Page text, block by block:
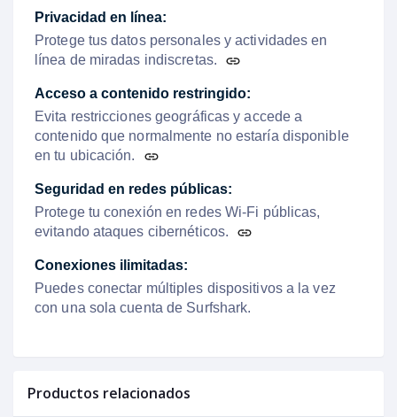
Privacidad en línea:
Protege tus datos personales y actividades en
línea de miradas indiscretas.
Acceso a contenido restringido:
Evita restricciones geográficas y accede a
contenido que normalmente no estaría disponible
en tu ubicación.
Seguridad en redes públicas:
Protege tu conexión en redes Wi-Fi públicas,
evitando ataques cibernéticos.
Conexiones ilimitadas:
Puedes conectar múltiples dispositivos a la vez
con una sola cuenta de Surfshark.
Productos relacionados